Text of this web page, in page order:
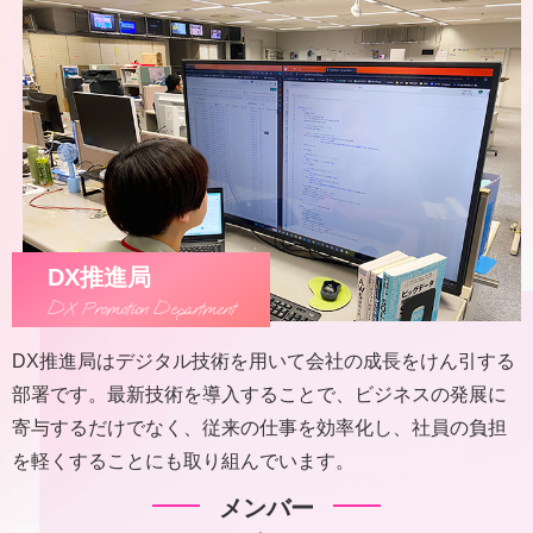
DX推進局
DX Promotion Department
DX推進局はデジタル技術を用いて会社の成長をけん引する
部署です。最新技術を導入することで、ビジネスの発展に
寄与するだけでなく、従来の仕事を効率化し、社員の負担
を軽くすることにも取り組んでいます。
メンバー